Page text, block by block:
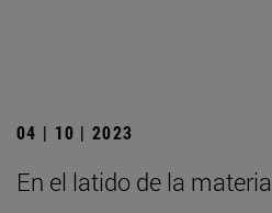
04 | 10 | 2023
En el latido de la materia